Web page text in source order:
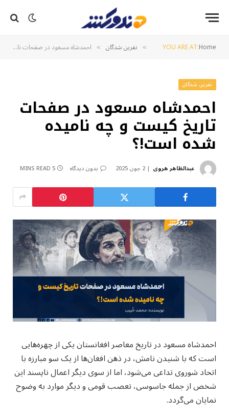
YOU ARE AT:Home
» نفرین شدگان » احمدشاه مسعود در صفحات تاریخ کیست و چه نامیده شده است!؟
نفرین شدگان
احمدشاه مسعود در صفحات
تاریخ کیست و چه نامیده
شده است!؟
عبدالظاهر هروی 2 جون 2025 بدون دیدگاه 5 MINS READ
احمدشاه مسعود در تاریخ معاصر افغانستان یکی از چهره‌هایی
است که با شنیدن نامش، در ذهن افغان‌ها از یک سو مبارزه با
اتحاد شوروی تداعی می‌شود، اما از سوی دیگر اعمال ناپسند این
شخص از جمله جاسوسی، تعصب قومی و دیگر موارد به وضوح
نمایان می‌گردد.